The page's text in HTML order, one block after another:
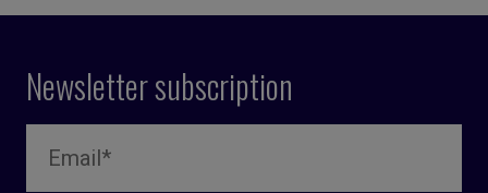
Newsletter subscription